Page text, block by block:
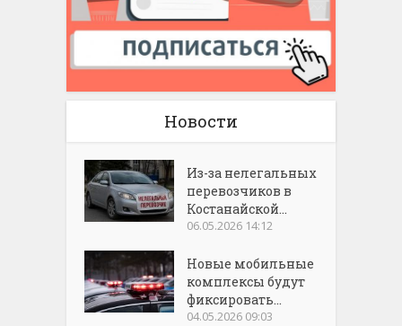
Новости
Из-за нелегальных
перевозчиков в
Костанайской...
06.05.2026 14:12
Новые мобильные
комплексы будут
фиксировать...
04.05.2026 09:03